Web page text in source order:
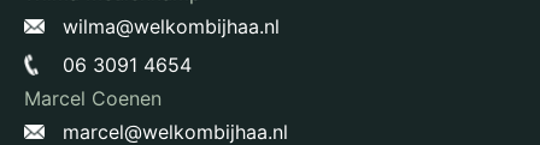
wilma@welkombijhaa.nl
06 3091 4654
Marcel Coenen
marcel@welkombijhaa.nl